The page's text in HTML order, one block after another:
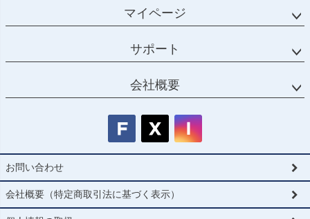
マイページ
サポート
会社概要
お問い合わせ
会社概要（特定商取引法に基づく表示）